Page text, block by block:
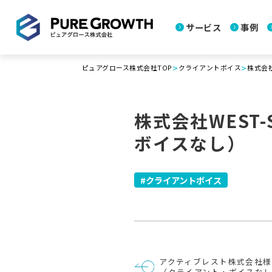
サービス 事例
ピュアグロース株式会社TOP > クライアントボイス>株式会
株式会社WEST-
ボイスなし）
クライアントボイス
稿
アクティブレスト株式会社様